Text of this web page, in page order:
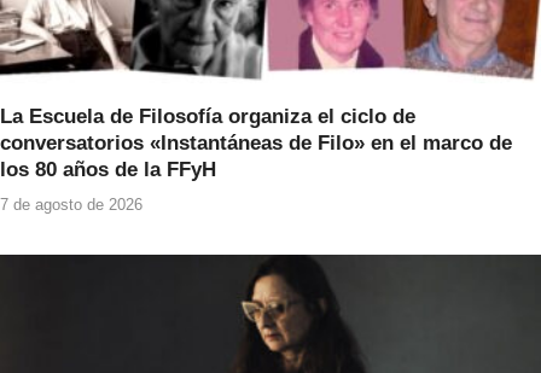
La Escuela de Filosofía organiza el ciclo de
conversatorios «Instantáneas de Filo» en el marco de
los 80 años de la FFyH
7 de agosto de 2026